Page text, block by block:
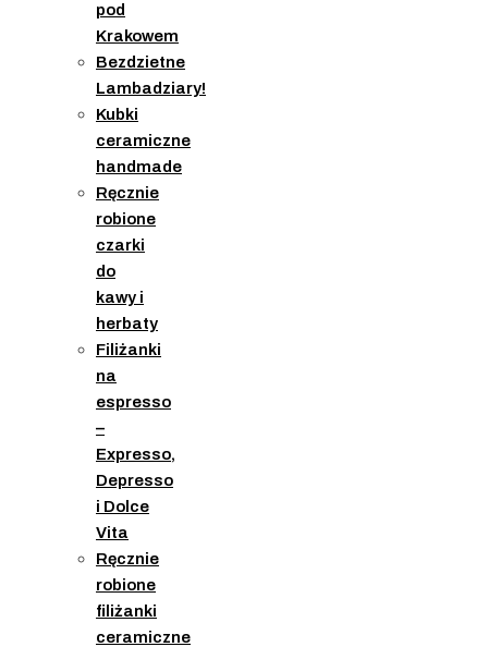
pod
Krakowem
Bezdzietne
Lambadziary!
Kubki
ceramiczne
handmade
Ręcznie
robione
czarki
do
kawy i
herbaty
Filiżanki
na
espresso
–
Expresso,
Depresso
i Dolce
Vita
Ręcznie
robione
filiżanki
ceramiczne